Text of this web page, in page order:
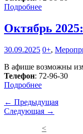
Подробнее
Октябрь
30.09.2025 0+,
В афише возможны
Телефон: 72-96-30
Подробнее
← Предыдущая
Следующая →
<